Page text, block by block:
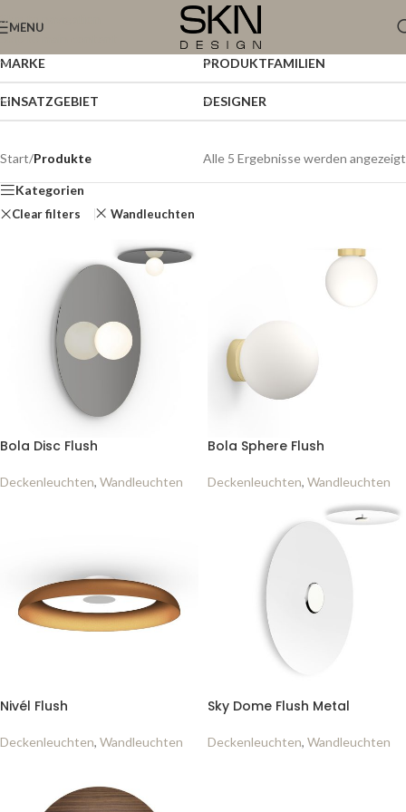
Skip to navigation
Skip to main content
MENU
MARKE PRODUKTFAMILIEN
EINSATZGEBIET DESIGNER
Start/Produkte Alle 5 Ergebnisse werden angezeigt
Kategorien
Clear filters Wandleuchten
Bola Disc Flush
Deckenleuchten, Wandleuchten
Bola Sphere Flush
Deckenleuchten, Wandleuchten
Nivél Flush
Deckenleuchten, Wandleuchten
Sky Dome Flush Metal
Deckenleuchten, Wandleuchten